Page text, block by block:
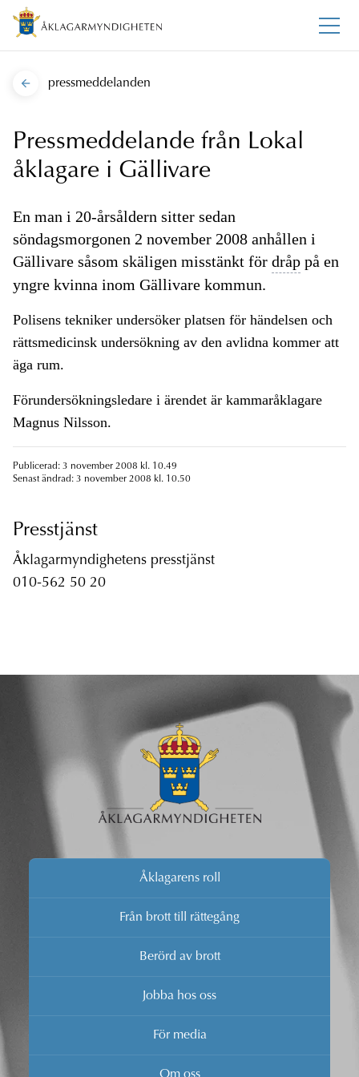
pressmeddelanden
Pressmeddelande från Lokal
åklagare i Gällivare
En man i 20-årsåldern sitter sedan
söndagsmorgonen 2 november 2008 anhållen i
Gällivare såsom skäligen misstänkt för dråp på en
yngre kvinna inom Gällivare kommun.
Polisens tekniker undersöker platsen för händelsen och
rättsmedicinsk undersökning av den avlidna kommer att
äga rum.
Förundersökningsledare i ärendet är kammaråklagare
Magnus Nilsson.
Publicerad: 3 november 2008 kl. 10.49
Senast ändrad: 3 november 2008 kl. 10.50
Presstjänst
Åklagarmyndighetens presstjänst
010-562 50 20
Åklagarens roll
Från brott till rättegång
Berörd av brott
Jobba hos oss
För media
Om oss